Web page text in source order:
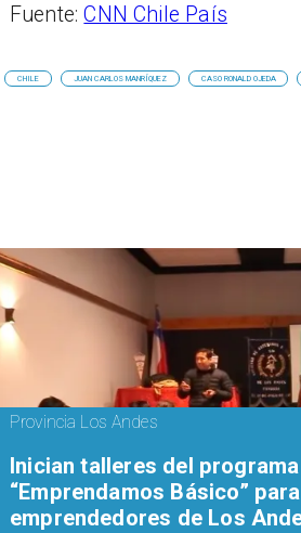
Fuente:CNN Chile País
CHILE JUAN CARLOS MANRÍQUEZ CASO RONALD OJEDA
Provincia Los Andes
Inician talleres del programa
“Emprendamos Básico”
emprendedores de Los